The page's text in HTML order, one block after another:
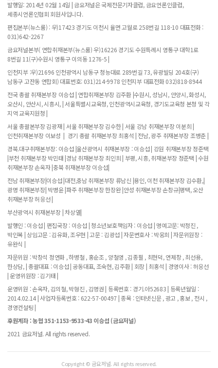
발행일: 2014년 02월 14일 | 금요저널은 국제전문기자클럽, 금요언론인클럽,
세종시언론인협회 회원사입니다.
편집본부(뉴스룸) : 우)17423 경기도 이천시 율면 고월로 258번길 118-10 대표전화 :
031)642-2267
금요저널본부( 연합취재본부(뉴스룸) 우)16226 경기도 수원특례시 영통구 대학1로
8번길 11(구)수원시 영통구 이의동 1276-5 |
인천지부 :우)21696 인천광역시 남동구 청능대로 289번길 73, 유광빌딩 204호(구)
남동구 고잔동 연합회) 대표번호: 031)214-9978 인천지부 대표전화 032)818-8944
전국 총괄 취재본부장 이승섭 | 연합취재본부장 김주환 |수원시, 성남시, 안양시, 화성시,
오산시, 안산시, 시흥시, | 서울특별시교육청, 인천광역시교육청, 경기도교육청 본청 및 각
지역 교육지원청 |
서울 총괄본부장 김광재 | 서울 취재본부장 김수한 | 서울 강남 취재본부장 이분희 |
인천취재본부장 이보성 | 경기 총괄 취재본부장 최홍석 | 전남, 광주 취재본부장 조병춘 |
경북.대구취재본부장: 이승섭 |울산광역시 취재본부장 : 이승섭 | 강원 취재본부장 정준택
|부천 취재본부장 박민태 |경남 취재본부장 최인희 | 부평, 시흥, 취재본부장 정준택 | 수원
취재본부장 손옥자 |충북 취재본부장 이승섭|
전남 취재본부장|이승섭 |대전,충남 취재본부장 류남신 |용인, 이천 취재본부장 김수환,|
광명 취재본부장| 박병윤 |파주 취재본부장 한장완 |안성 취재본부장 손창규|평택, 오산
취재본부장 허응선 |
부산광역시 취재본부장 | 차상열|
발행인 : 이승섭 | 편집국장 : 이승섭 | 청소년보호책임자 : 이승섭 | 명예고문: 박정진 ,
박인복 | 상임고문 : 김유화, 조우현 | 고문 : 김광섭 | 자문변호사 : 박웅희 | 자문위원장 :
유완식 |
자문위원 : 박창석 정연화 , 하병철 , 홍순조 , 양철영 , 김종필 , 최현덕, 연제창 , 최선용,
한상담, | 총괄대표 : 이승섭 | 공동대표, 조숙현, 김주환 | 회장 | 최홍석 | 경영이사 : 허응선
| 운영위원장 : 김기태 |
운영위원 : 손옥자, 김의철, 박형진 , 김명권 | 등록번호 : 경기.아52683 | 등록년월일 :
2014.02.14 | 사업자등록번호 : 622-57-00497 | 종목 : 인터넷신문 , 광고 , 홍보 , 전시 ,
경영컨설팅 |
후원계좌 : 농협 351-1153-9533-43 이승섭 (금요저널)
2021 금요저널. All rights reserved.
Copyright © 금요저널. All rights reserved.